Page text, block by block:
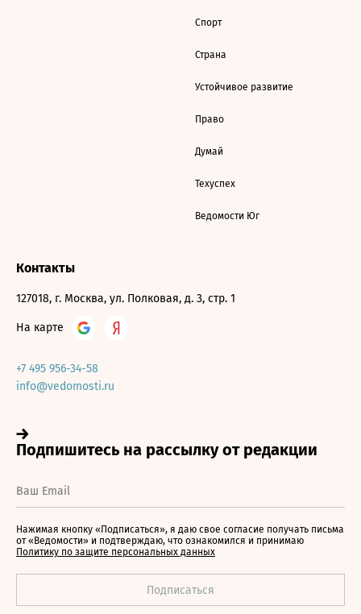
Спорт
Страна
Устойчивое развитие
Право
Думай
Техуспех
Ведомости Юг
Контакты
127018, г. Москва, ул. Полковая, д. 3, стр. 1
На карте
+7 495 956-34-58
info@vedomosti.ru
Нажимая кнопку «Подписаться», я даю свое согласие получать письма
от «Ведомости» и подтверждаю, что ознакомился и принимаю
Политику по защите персональных данных